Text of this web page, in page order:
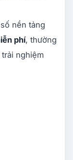
nền tảng
phí, thường
nghiệm